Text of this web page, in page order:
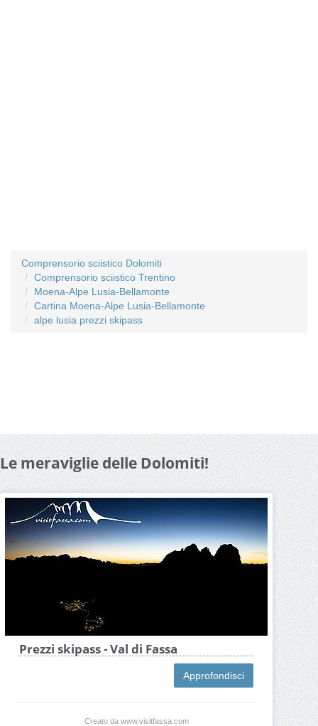
Comprensorio sciistico Dolomiti
Comprensorio sciistico Trentino
Moena-Alpe Lusia-Bellamonte
Cartina Moena-Alpe Lusia-Bellamonte
alpe lusia prezzi skipass
Le meraviglie delle Dolomiti!
Prezzi skipass - Val di Fassa
Approfondisci
Creato da www.visitfassa.com